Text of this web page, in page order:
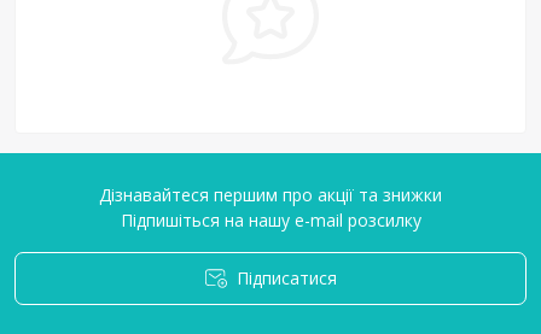
Дізнавайтеся першим про акції та знижки
Підпишіться на нашу e-mail розсилку
Підписатися